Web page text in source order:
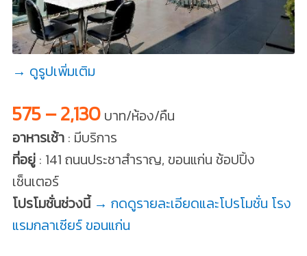
→ ดูรูปเพิ่มเติม
575 – 2,130บาท/ห้อง/คืน
อาหารเช้า: มีบริการ
ที่อยู่: 141 ถนนประชาสำราญ, ขอนแก่น ช้อปปิ้ง
เซ็นเตอร์
โปรโมชั่นช่วงนี้ → กดดูรายละเอียดและโปรโมชั่น โรง
แรมกลาเซียร์ ขอนแก่น